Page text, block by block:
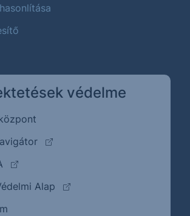
védelme
(külső oldalra ugrik)
(külső oldalra ugrik)
Alap
(külső oldalra ugrik)